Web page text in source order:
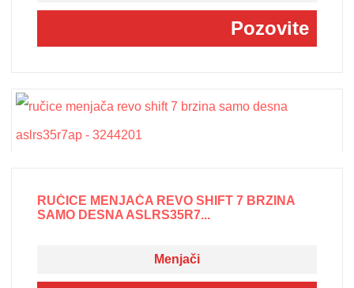
Pozovite
RUČICE MENJAČA REVO SHIFT 7 BRZINA
SAMO DESNA ASLRS35R7...
Menjači